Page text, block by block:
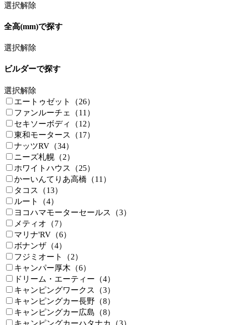
選択解除
全高(mm)で探す
選択解除
ビルダーで探す
選択解除
エートゥゼット（26）
ファンルーチェ（11）
セキソーボディ（12）
東和モータース（17）
ナッツRV（34）
ニーズ札幌（2）
ホワイトハウス（25）
かーいんてりあ高橋（11）
タコス（13）
ルート（4）
ヨコハマモーターセールス（3）
メティオ（7）
マリナ'RV（6）
ボナンザ（4）
フジミオート（2）
キャンパー厚木（6）
ドリーム・エーティー（4）
キャンピングワークス（3）
キャンピングカー長野（8）
キャンピングカー広島（8）
キャンピングカーハタナカ（3）